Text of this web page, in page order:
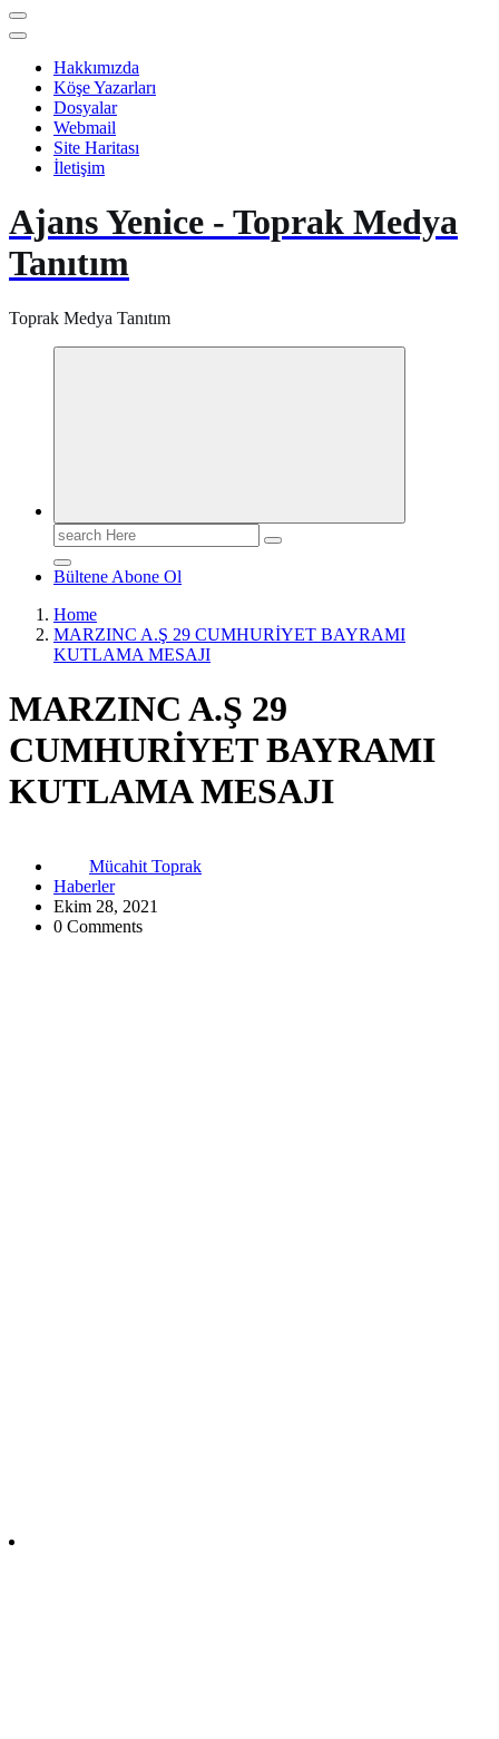
Hakkımızda
Köşe Yazarları
Dosyalar
Webmail
Site Haritası
İletişim
Ajans Yenice - Toprak Medya
Tanıtım
Toprak Medya Tanıtım
Search
for:
Bültene Abone Ol
Home
MARZINC A.Ş 29 CUMHURİYET BAYRAMI
KUTLAMA MESAJI
MARZINC A.Ş 29
CUMHURİYET BAYRAMI
KUTLAMA MESAJI
Mücahit Toprak
Haberler
Ekim 28, 2021
0 Comments